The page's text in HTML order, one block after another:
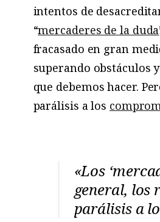
intentos de
“mercaderes de la duda
fracasado en gran
superando obstáculos
que debemos hacer.
parálisis a los
«Los
general, los
parálisis a